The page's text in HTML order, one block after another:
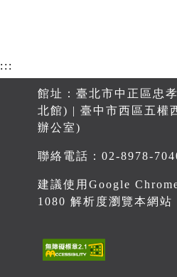
:::
館址：臺北市中正區忠
北館) | 臺中市西區五權
辦公室)
聯絡電話：02-8978-
建議使用Google
1080 解析度瀏覽本網站